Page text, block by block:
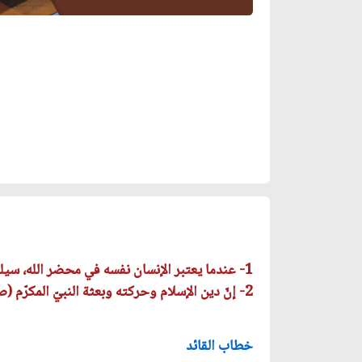
1- عندما يعتبر الإنسان نفسه في محضر الله، سيلتفت أكثر إلى أعماله وحركاته وتصرّفاته.
2- إنّ دين الإسلام وحركته وبعثة النبيّ المكرّم (صلّى الله عليه وآله) كانت -بالدرجة الأولى وعلى رأس جميع أهدافها- تسعى نحو العدالة.
خطاب القائد